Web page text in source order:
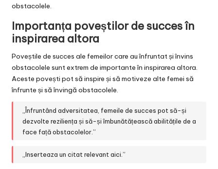
obstacolele.
Importanța poveștilor de succes în
inspirarea altora
Poveștile de succes ale femeilor care au înfruntat și învins
obstacolele sunt extrem de importante în inspirarea altora.
Aceste povești pot să inspire și să motiveze alte femei să
înfrunte și să învingă obstacolele.
„Înfruntând adversitatea, femeile de succes pot să-și
dezvolte reziliența și să-și îmbunătățească abilitățile de a
face față obstacolelor.”
„Inserteaza un citat relevant aici.”